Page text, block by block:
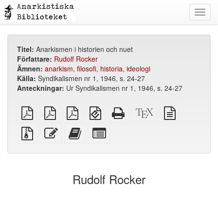
Titel: Anarkismen i historien och nuet
Författare: Rudolf Rocker
Ämnen: anarkism, filosofi, historia, ideologi
Källa: Syndikalismen nr 1, 1946, s. 24-27
Anteckningar: Ur Syndikalismen nr 1, 1946, s. 24-27
plain
PDF
A4
imposed
PDF
Letter
imposed
PDF
EPUB
(för
mobila
enheter)
Fristående
HTML
XeLaTeX
källa
Källfiler
med
Redigera
denna
Lägg
text
bokskaparen
for
bookbuilder
Rudolf Rocker